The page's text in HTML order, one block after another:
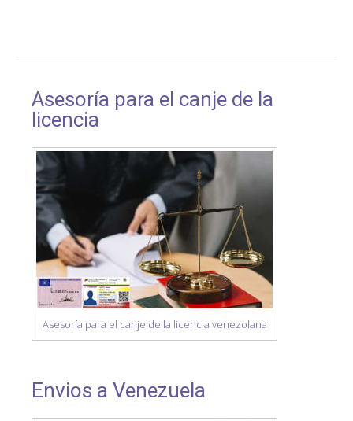
Asesoría para el canje de la
licencia
Asesoría para el canje de la licencia venezolana
Envios a Venezuela